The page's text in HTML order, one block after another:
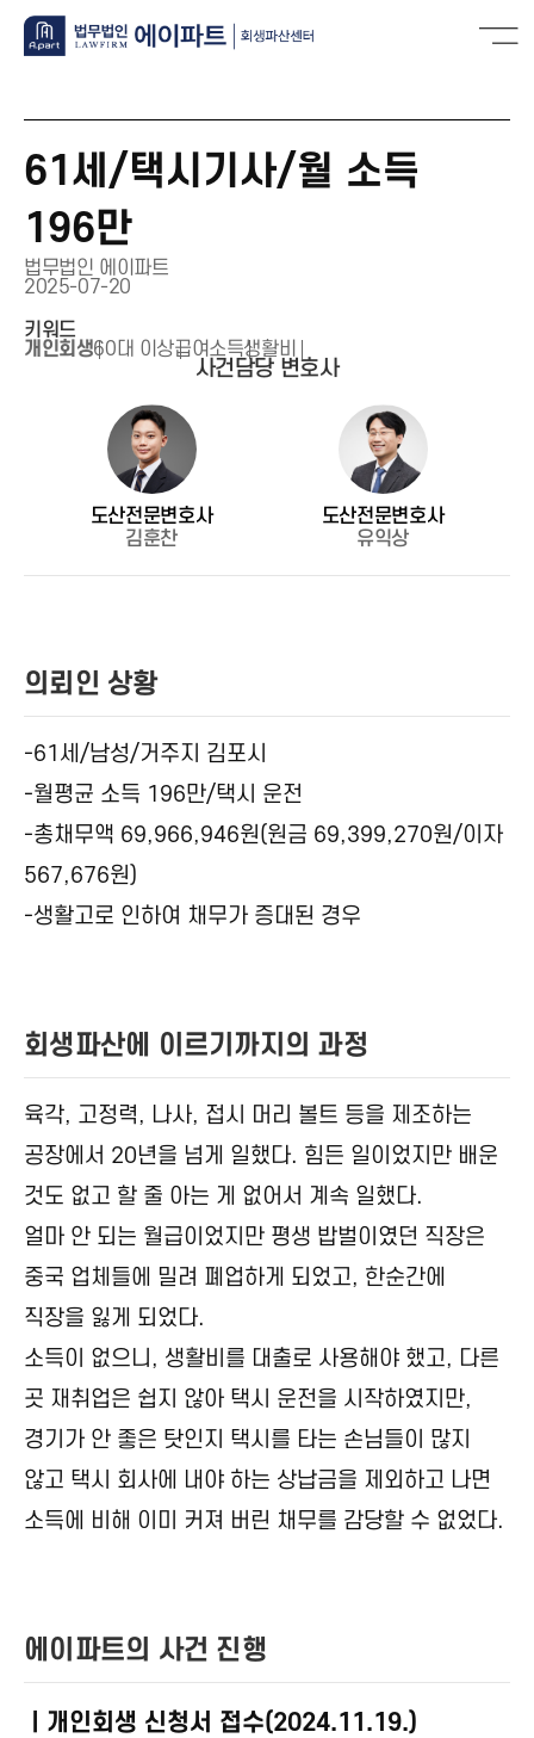
61세/택시기사/월 소득
196만
법무법인 에이파트
2025-07-20
키워드
개인회생60대 이상급여소득생활비
사건담당 변호사
도산전문변호사
김훈찬
도산전문변호사
유익상
의뢰인 상황
-61세/남성/거주지 김포시
-월평균 소득 196만/택시 운전
-총채무액 69,966,946원(원금 69,399,270원/이자
567,676원)
-생활고로 인하여 채무가 증대된 경우
회생파산에 이르기까지의 과정
육각, 고정력, 나사, 접시 머리 볼트 등을 제조하는
공장에서 20년을 넘게 일했다. 힘든 일이었지만 배운
것도 없고 할 줄 아는 게 없어서 계속 일했다.
얼마 안 되는 월급이었지만 평생 밥벌이였던 직장은
중국 업체들에 밀려 폐업하게 되었고, 한순간에
직장을 잃게 되었다.
소득이 없으니, 생활비를 대출로 사용해야 했고, 다른
곳 재취업은 쉽지 않아 택시 운전을 시작하였지만,
경기가 안 좋은 탓인지 택시를 타는 손님들이 많지
않고 택시 회사에 내야 하는 상납금을 제외하고 나면
소득에 비해 이미 커져 버린 채무를 감당할 수 없었다.
에이파트의 사건 진행
ㅣ개인회생 신청서 접수(2024.11.19.)